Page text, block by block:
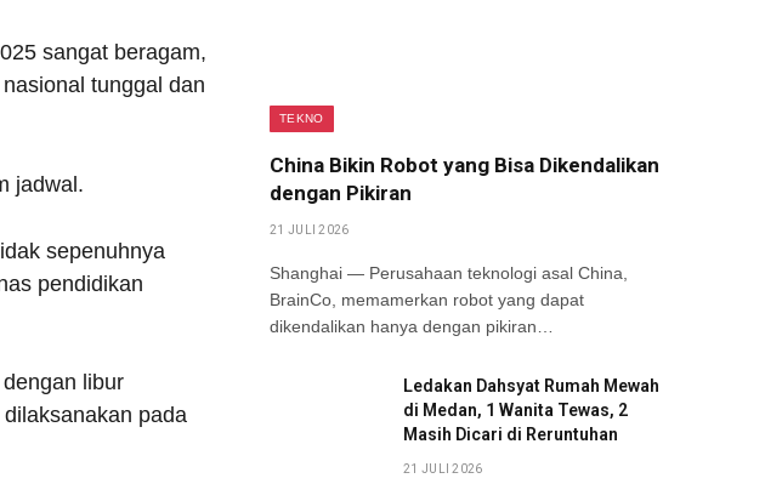
sangat beragam,
tunggal dan
jadwal.
sepenuhnya
pendidikan
libur
pada
TEKNO
China Bikin Robot yang Bisa Dikendalikan
dengan Pikiran
21 JULI 2026
Shanghai — Perusahaan teknologi asal China,
BrainCo, memamerkan robot yang dapat
dikendalikan hanya dengan pikiran…
Ledakan Dahsyat Rumah Mewah
di Medan, 1 Wanita Tewas, 2
Masih Dicari di Reruntuhan
21 JULI 2026